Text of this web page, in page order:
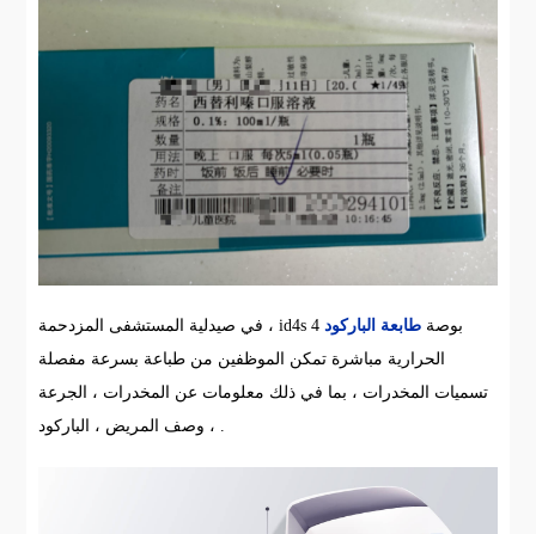
في صيدلية المستشفى المزدحمة ، id4s 4 بوصة طابعة الباركود
الحرارية مباشرة تمكن الموظفين من طباعة بسرعة مفصلة
تسميات المخدرات ، بما في ذلك معلومات عن المخدرات ، الجرعة